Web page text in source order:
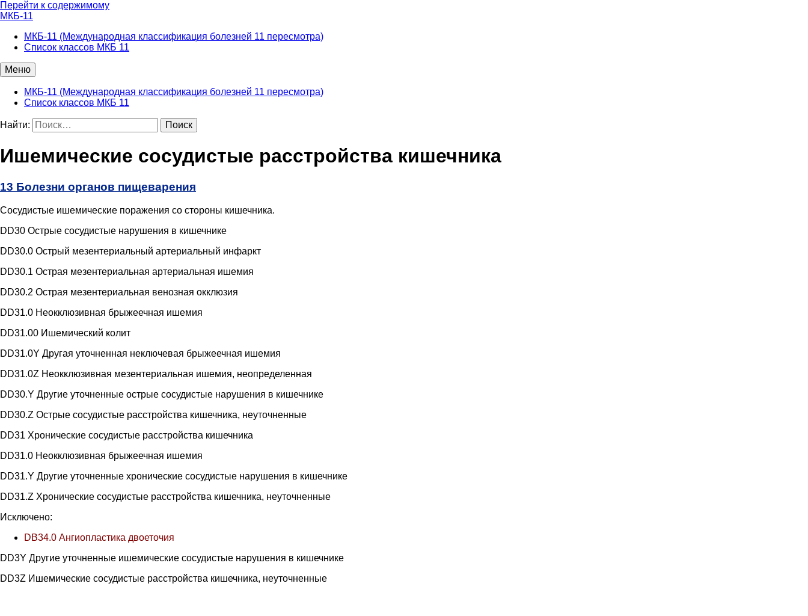
Перейти к содержимому
МКБ-11
МКБ-11 (Международная классификация болезней 11 пересмотра)
Список классов МКБ 11
Меню
МКБ-11 (Международная классификация болезней 11 пересмотра)
Список классов МКБ 11
Найти:
Ишемические сосудистые расстройства кишечника
13 Болезни органов пищеварения
Сосудистые ишемические поражения со стороны кишечника.
DD30 Острые сосудистые нарушения в кишечнике
DD30.0 Острый мезентериальный артериальный инфаркт
DD30.1 Острая мезентериальная артериальная ишемия
DD30.2 Острая мезентериальная венозная окклюзия
DD31.0 Неокклюзивная брыжеечная ишемия
DD31.00 Ишемический колит
DD31.0Y Другая уточненная неключевая брыжеечная ишемия
DD31.0Z Неокклюзивная мезентериальная ишемия, неопределенная
DD30.Y Другие уточненные острые сосудистые нарушения в кишечнике
DD30.Z Острые сосудистые расстройства кишечника, неуточненные
DD31 Хронические сосудистые расстройства кишечника
DD31.0 Неокклюзивная брыжеечная ишемия
DD31.Y Другие уточненные хронические сосудистые нарушения в кишечнике
DD31.Z Хронические сосудистые расстройства кишечника, неуточненные
Исключено:
DB34.0 Ангиопластика двоеточия
DD3Y Другие уточненные ишемические сосудистые нарушения в кишечнике
DD3Z Ишемические сосудистые расстройства кишечника, неуточненные